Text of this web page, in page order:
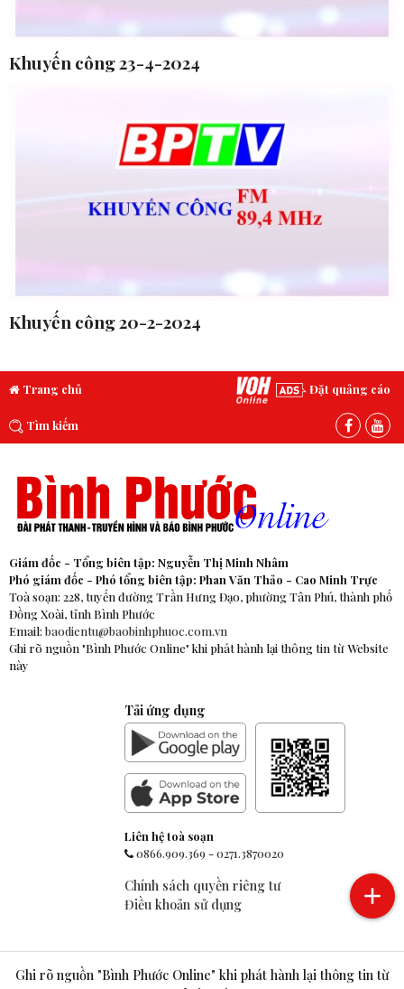
Khuyến công 23-4-2024
Khuyến công 20-2-2024
Trang chủ Đặt quảng cáo
Tìm kiếm
Giám đốc - Tổng biên tập: Nguyễn Thị Minh Nhâm
Phó giám đốc - Phó tổng biên tập: Phan Văn Thảo - Cao Minh Trực
Toà soạn: 228, tuyến đường Trần Hưng Đạo, phường Tân Phú, thành phố
Đồng Xoài, tỉnh Bình Phước
Email: baodientu@baobinhphuoc.com.vn
Ghi rõ nguồn "Bình Phước Online" khi phát hành lại thông tin từ Website
này
Tải ứng dụng
Liên hệ toà soạn
0866.909.369-0271.3870020
Chính sách quyền riêng tư
Điều khoản sử dụng
Ghi rõ nguồn "Bình Phước Online" khi phát hành lại thông tin từ